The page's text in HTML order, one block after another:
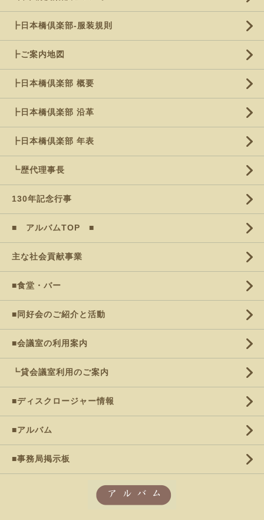
┣日本橋倶楽部-服装規則
┣ご案内地図
┣日本橋倶楽部 概要
┣日本橋倶楽部 沿革
┣日本橋倶楽部 年表
┗歴代理事長
130年記念行事
■ アルバムTOP ■
主な社会貢献事業
■食堂・バー
■同好会のご紹介と活動
■会議室の利用案内
┗貸会議室利用のご案内
■ディスクロージャー情報
■アルバム
■事務局掲示板